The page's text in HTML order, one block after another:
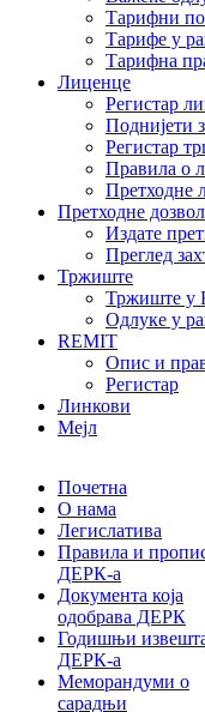
Тарифни
Тарифе у
Тарифна
Лиценце
Регистар
Поднијети
Регистар
Правила о
Претходне
Претходне
Издате
Преглед
Тржиште
Тржиште у
Одлуке у
REMIT
Опис и
Регистар
Линкови
Мејл
Почетна
О нама
Легислатива
Правила и
ДЕРК-а
Документа која
одобрава ДЕРК
Годишњи
ДЕРК-а
Меморандуми о
сарадњи